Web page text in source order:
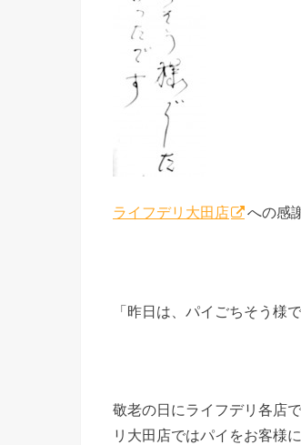
ライフデリ大田店 への感
「昨日は、パイごちそう様
敬老の日にライフデリ各店
リ大田店ではパイをお客様